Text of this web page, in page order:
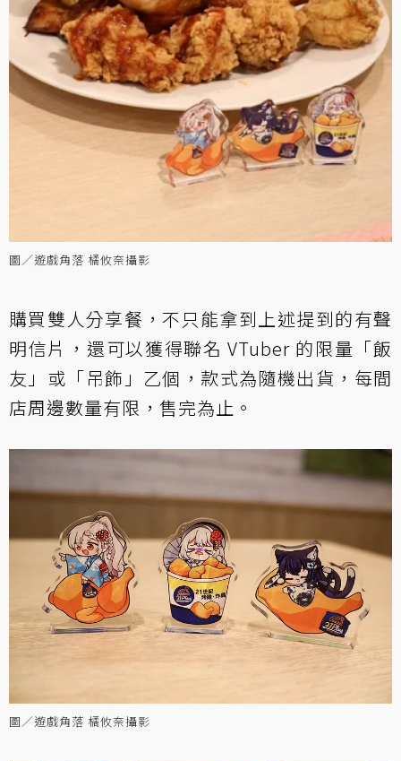
圖／遊戲角落 橘攸奈攝影
購買雙人分享餐，不只能拿到上述提到的有聲
明信片，還可以獲得聯名 VTuber 的限量「飯
友」或「吊飾」乙個，款式為隨機出貨，每間
店周邊數量有限，售完為止。
圖／遊戲角落 橘攸奈攝影